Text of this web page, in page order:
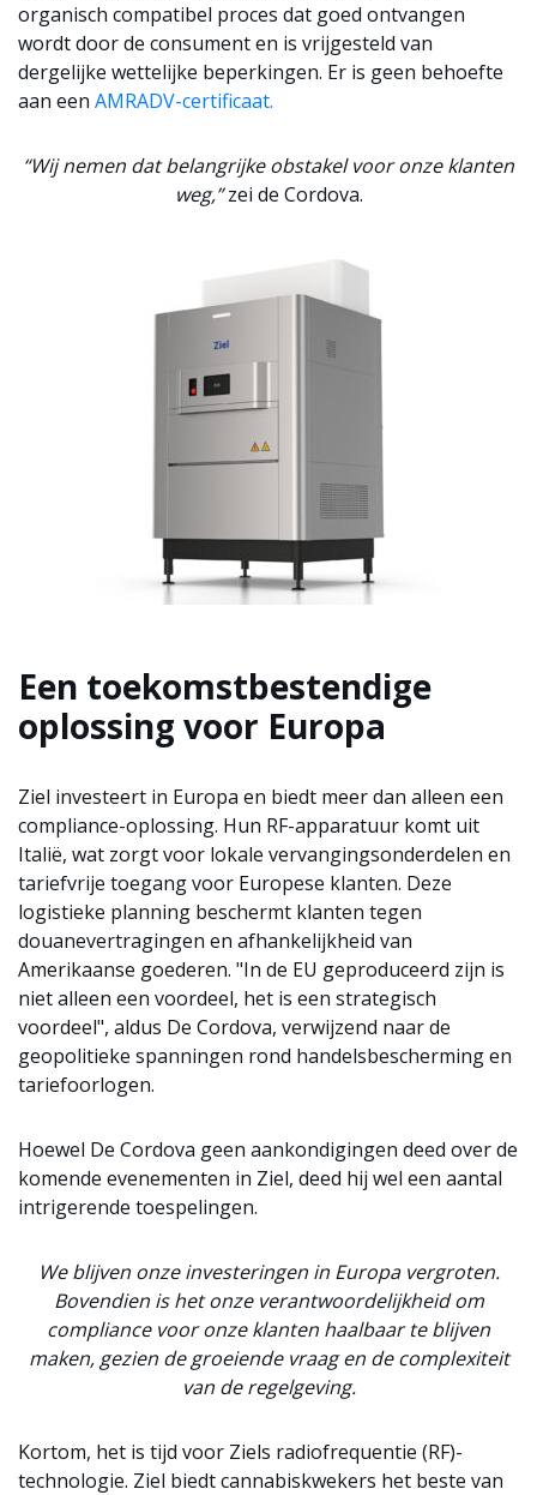
organisch compatibel proces dat goed ontvangen
wordt door de consument en is vrijgesteld van
dergelijke wettelijke beperkingen. Er is geen behoefte
aan een AMRADV-certificaat.
“Wij nemen dat belangrijke obstakel voor onze klanten
weg,”zei de Cordova.
Een toekomstbestendige
oplossing voor Europa
Ziel investeert in Europa en biedt meer dan alleen een
compliance-oplossing. Hun RF-apparatuur komt uit
Italië, wat zorgt voor lokale vervangingsonderdelen en
tariefvrije toegang voor Europese klanten. Deze
logistieke planning beschermt klanten tegen
douanevertragingen en afhankelijkheid van
Amerikaanse goederen. "In de EU geproduceerd zijn is
niet alleen een voordeel, het is een strategisch
voordeel", aldus De Cordova, verwijzend naar de
geopolitieke spanningen rond handelsbescherming en
tariefoorlogen.
Hoewel De Cordova geen aankondigingen deed over de
komende evenementen in Ziel, deed hij wel een aantal
intrigerende toespelingen.
We blijven onze investeringen in Europa vergroten.
Bovendien is het onze verantwoordelijkheid om
compliance voor onze klanten haalbaar te blijven
maken, gezien de groeiende vraag en de complexiteit
van de regelgeving.
Kortom, het is tijd voor Ziels radiofrequentie (RF)-
technologie. Ziel biedt cannabiskwekers het beste van